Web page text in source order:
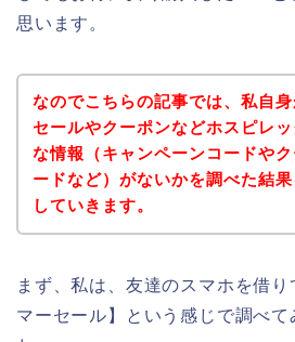
思います。
なのでこちらの記事では、私自
セールやクーポンなどホスピレ
な情報（キャンペーンコードやク
ードなど）がないかを調べた結
していきます。
まず、私は、友達のスマホを借
マーセール】という感じで調べて